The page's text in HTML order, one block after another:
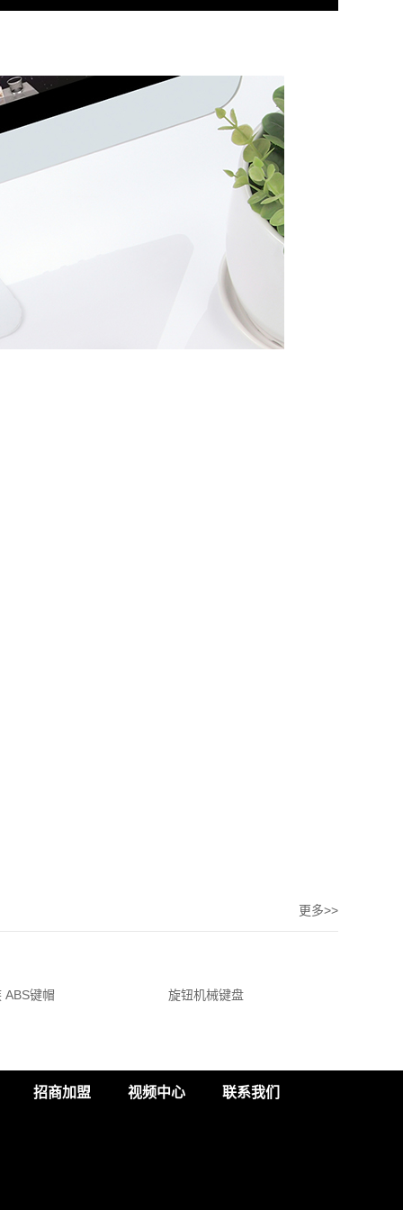
更多>>
ABS键帽 旋钮机械键盘
招商加盟 视频中心 联系我们